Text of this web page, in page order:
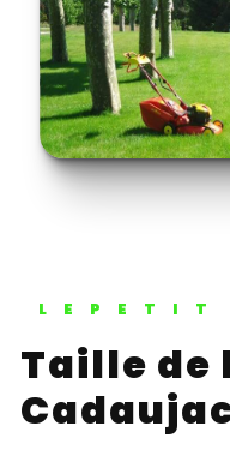
Taille de haies à